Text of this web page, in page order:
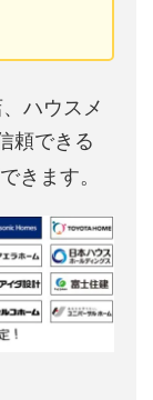
ハウスメ
頼できる
きます。